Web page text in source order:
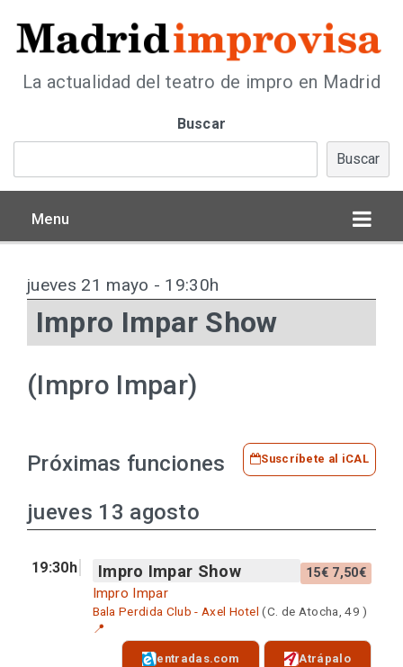
La actualidad del teatro de impro en Madrid
Buscar
Buscar
Menu
jueves 21 mayo - 19:30h
Impro Impar Show
(Impro Impar)
Próximas funciones Suscríbete al iCAL
jueves 13 agosto
19:30h Impro Impar Show 15€ 7,50€
Impro Impar
Bala Perdida Club - Axel Hotel (C. de Atocha, 49 )
📍
entradas.com Atrápalo